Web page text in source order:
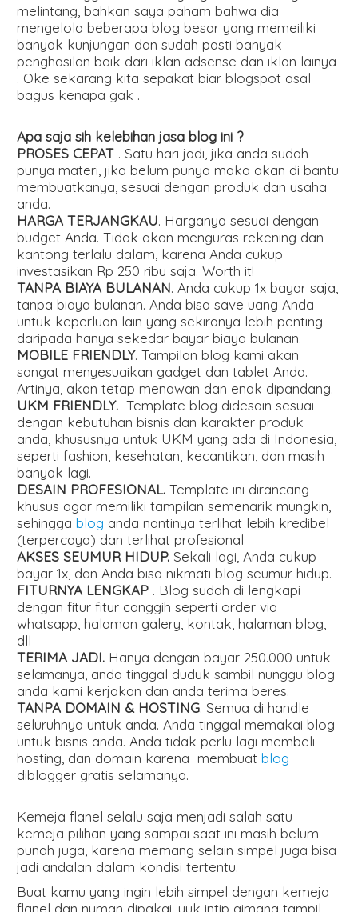
melintang, bahkan saya paham bahwa dia
mengelola beberapa blog besar yang memeiliki
banyak kunjungan dan sudah pasti banyak
penghasilan baik dari iklan adsense dan iklan lainya
. Oke sekarang kita sepakat biar blogspot asal
bagus kenapa gak .
Apa saja sih kelebihan jasa blog ini ?
PROSES CEPAT . Satu hari jadi, jika anda sudah
punya materi, jika belum punya maka akan di bantu
membuatkanya, sesuai dengan produk dan usaha
anda.
HARGA TERJANGKAU. Harganya sesuai dengan
budget Anda. Tidak akan menguras rekening dan
kantong terlalu dalam, karena Anda cukup
investasikan Rp 250 ribu saja. Worth it!
TANPA BIAYA BULANAN. Anda cukup 1x bayar saja,
tanpa biaya bulanan. Anda bisa save uang Anda
untuk keperluan lain yang sekiranya lebih penting
daripada hanya sekedar bayar biaya bulanan.
MOBILE FRIENDLY. Tampilan blog kami akan
sangat menyesuaikan gadget dan tablet Anda.
Artinya, akan tetap menawan dan enak dipandang.
UKM FRIENDLY. Template blog didesain sesuai
dengan kebutuhan bisnis dan karakter produk
anda, khususnya untuk UKM yang ada di Indonesia,
seperti fashion, kesehatan, kecantikan, dan masih
banyak lagi.
DESAIN PROFESIONAL. Template ini dirancang
khusus agar memiliki tampilan semenarik mungkin,
sehinggablog anda nantinya terlihat lebih kredibel
(terpercaya) dan terlihat profesional
AKSES SEUMUR HIDUP. Sekali lagi, Anda cukup
bayar 1x, dan Anda bisa nikmati blog seumur hidup.
FITURNYA LENGKAP . Blog sudah di lengkapi
dengan fitur fitur canggih seperti order via
whatsapp, halaman galery, kontak, halaman blog,
dll
TERIMA JADI. Hanya dengan bayar 250.000 untuk
selamanya, anda tinggal duduk sambil nunggu blog
anda kami kerjakan dan anda terima beres.
TANPA DOMAIN & HOSTING. Semua di handle
seluruhnya untuk anda. Anda tinggal memakai blog
untuk bisnis anda. Anda tidak perlu lagi membeli
hosting, dan domain karena membuatblog
diblogger gratis selamanya.
Kemeja flanel selalu saja menjadi salah satu
kemeja pilihan yang sampai saat ini masih belum
punah juga, karena memang selain simpel juga bisa
jadi andalan dalam kondisi tertentu.
Buat kamu yang ingin lebih simpel dengan kemeja
flanel dan nyman dipakai, yuk intip gimana tampil